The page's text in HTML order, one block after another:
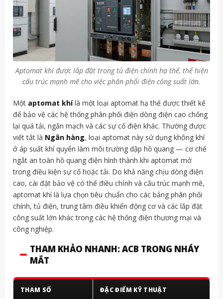
Aptomat khí được lắp đặt trong tủ điện chính hạ thế, thể hiện
cấu trúc mạnh mẽ cho việc phân phối điện công suất lớn.
Một aptomat khílà một loại aptomat hạ thế được thiết kế
để bảo vệ các hệ thống phân phối điện dòng điện cao chống
lại quá tải, ngắn mạch và các sự cố điện khác. Thường được
viết tắt là Ngân hàng, loại aptomat này sử dụng không khí
ở áp suất khí quyển làm môi trường dập hồ quang — cơ chế
ngắt an toàn hồ quang điện hình thành khi aptomat mở
trong điều kiện sự cố hoặc tải. Do khả năng chịu dòng điện
cao, cài đặt bảo vệ có thể điều chỉnh và cấu trúc mạnh mẽ,
aptomat khí là lựa chọn tiêu chuẩn cho các bảng phân phối
chính, tủ điện, trung tâm điều khiển động cơ và các lắp đặt
công suất lớn khác trong các hệ thống điện thương mại và
công nghiệp.
THAM KHẢO NHANH: ACB TRONG NHÁY
MẮT
THAM SỐ ĐẶC ĐIỂM KỸ THUẬT